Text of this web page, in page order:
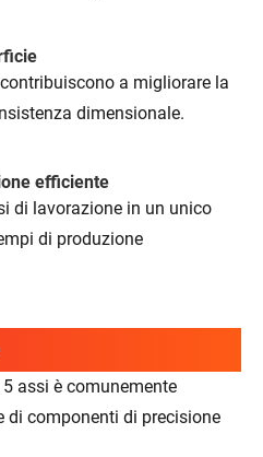
a migliorare la
dimensionale.
efficiente
di lavorazione in un unico
di produzione
assi è comunemente
di componenti di precisione